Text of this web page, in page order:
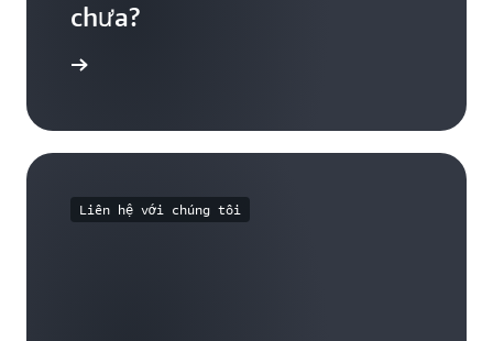
chưa?
Liên hệ với chúng tôi